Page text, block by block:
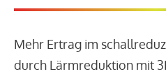
Mehr Ertrag im
durch Lärmreduktion mit